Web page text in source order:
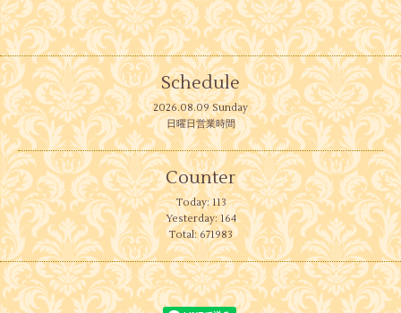
Schedule
2026.08.09 Sunday
日曜日営業時間
Counter
Today:113
Yesterday:164
Total:671983